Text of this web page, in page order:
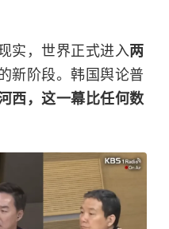
实，世界正式进入两
新阶段。韩国舆论普
西，这一幕比任何数